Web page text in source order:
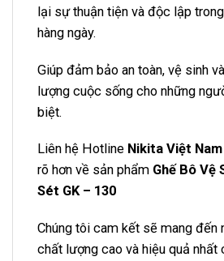
lại sự thuận tiện và độc lập
hàng ngày.
Giúp đảm bảo an toàn, vệ sinh
lượng cuộc sống cho những
biệt.
Liên hệ Hotline Nikita Việt Nam
rõ hơn về sản phẩm Ghế Bô Vệ
Sét GK – 130
Chúng tôi cam kết sẽ mang đến
chất lượng cao và hiệu quả nhất